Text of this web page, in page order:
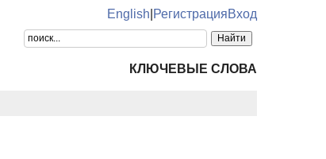
English РегистрацияВход
КЛЮЧЕВЫЕ СЛОВА